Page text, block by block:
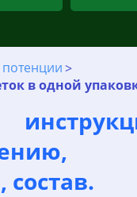
в одной
состав.